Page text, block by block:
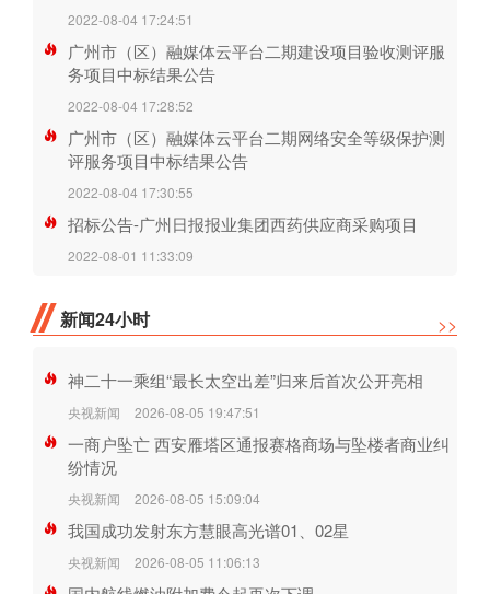
2022-08-04 17:24:51
广州市（区）融媒体云平台二期建设项目验收测评服
务项目中标结果公告
2022-08-04 17:28:52
广州市（区）融媒体云平台二期网络安全等级保护测
评服务项目中标结果公告
2022-08-04 17:30:55
招标公告-广州日报报业集团西药供应商采购项目
2022-08-01 11:33:09
新闻24小时 >>
神二十一乘组“最长太空出差”归来后首次公开亮相
央视新闻 2026-08-05 19:47:51
一商户坠亡 西安雁塔区通报赛格商场与坠楼者商业纠
纷情况
央视新闻 2026-08-05 15:09:04
我国成功发射东方慧眼高光谱01、02星
央视新闻 2026-08-05 11:06:13